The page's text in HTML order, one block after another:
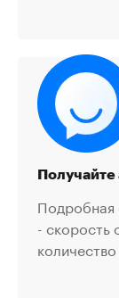
Получайте
Подробная
- скорость